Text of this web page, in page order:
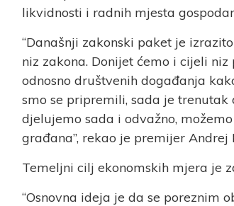
Copy
Link
likvidnosti i radnih mjesta
“Današnji zakonski paket je
niz zakona. Donijet ćemo i cijeli
odnosno društvenih događanja
smo se pripremili, sada je
djelujemo sada i odvažno,
građana”, rekao je premijer Andrej
Temeljni cilj ekonomskih mjera je
“Osnovna ideja je da se poreznim